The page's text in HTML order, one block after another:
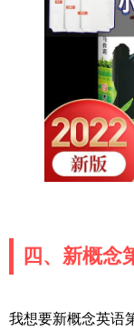
四、新概念
我想要新概念英语